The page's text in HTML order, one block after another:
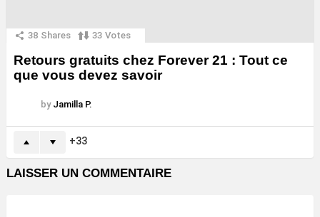
38 Shares 33 Votes
Retours gratuits chez Forever 21 : Tout ce
que vous devez savoir
by Jamilla P.
33
LAISSER UN COMMENTAIRE